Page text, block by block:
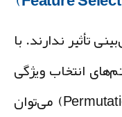
ندارند. با
انتخاب ویژگی
(مثل SHAP یا Permutation Importance) می‌توان